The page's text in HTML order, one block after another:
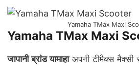
Yamaha TMax Maxi
Yamaha TMax Maxi
जापानी ब्रांड यामाहा अपनी टीमैक्स मैक्सी